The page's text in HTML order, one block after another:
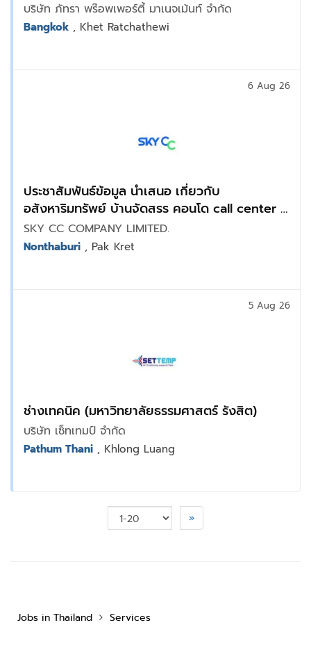
บริษัท ภัทรา พร๊อพเพอร์ตี้ มาเนจเม้นท์ จำกัด
Bangkok , Khet Ratchathewi
ประชาสัมพันธ์ข้อมูล นำเสนอ เกี่ยวกับ
อสังหาริมทรัพย์ บ้านจัดสรร คอนโด call center :
แจ้งวัฒนะ
SKY CC COMPANY LIMITED.
6 Aug 26
Nonthaburi , Pak Kret
ช่างเทคนิค (มหาวิทยาลัยธรรมศาสตร์ รังสิต)
บริษัท เซ็ทเทมป์ จำกัด
5 Aug 26
Pathum Thani , Khlong Luang
»
Jobs in Thailand Services